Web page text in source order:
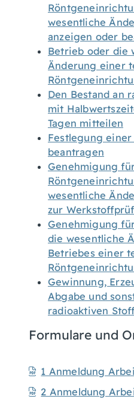
wesentliche
anzeigen oder
Betrieb oder die
Änderung einer
Den Bestand an
mit
Tagen mitteilen
Festlegung einer
beantragen
Genehmigung
wesentliche
zur
Genehmigung
die wesentliche
Betriebes einer
Gewinnung,
Abgabe und
radioaktiven
Formulare und
1 Anmeldung
2 Anmeldung